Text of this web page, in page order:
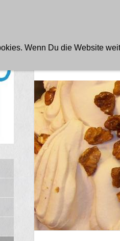
Wenn Du die Website